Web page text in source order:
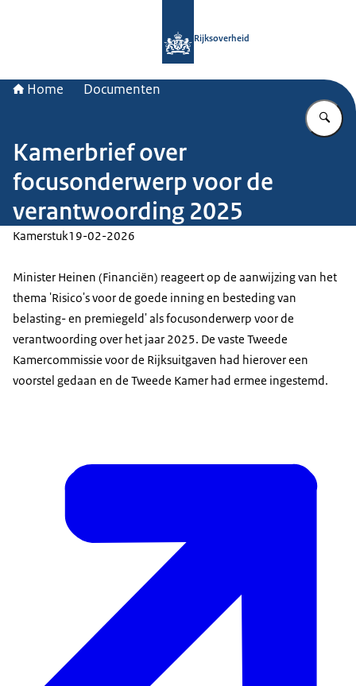
Rijksoverheid
Home Documenten
Kamerbrief over
focusonderwerp voor de
verantwoording 2025
Kamerstuk19-02-2026
Minister Heinen (Financiën) reageert op de aanwijzing van het
thema 'Risico's voor de goede inning en besteding van
belasting- en premiegeld' als focusonderwerp voor de
verantwoording over het jaar 2025. De vaste Tweede
Kamercommissie voor de Rijksuitgaven had hierover een
voorstel gedaan en de Tweede Kamer had ermee ingestemd.